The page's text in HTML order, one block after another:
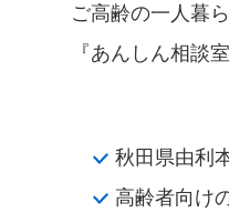
ご高齢の一人暮
『あんしん相談
秋田県由利
高齢者向け